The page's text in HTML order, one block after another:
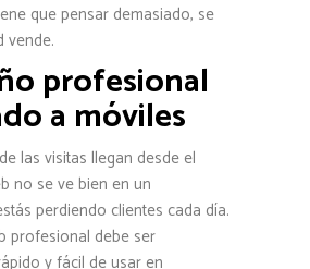
que pensar demasiado, se
vende.
profesional
a móviles
las visitas llegan desde el
no se ve bien en un
perdiendo clientes cada día.
profesional debe ser
y fácil de usar en